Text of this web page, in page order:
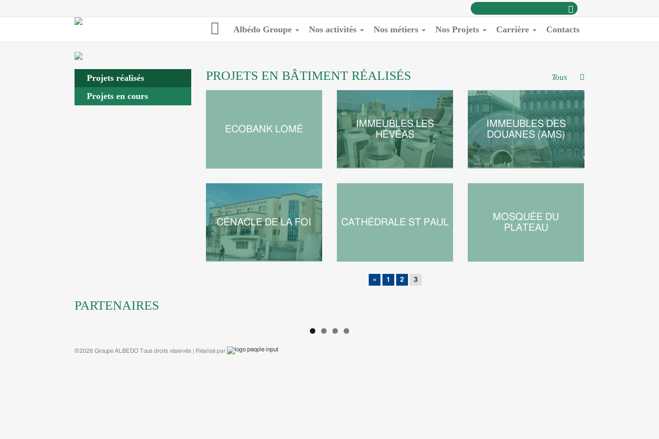
Rechercher:
Albédo Groupe Nos activités Nos métiers Nos Projets Carrière Contacts
Projets réalisés
Projets en cours
PROJETS EN BÂTIMENT RÉALISÉS Tous
ECOBANK LOMÉ
IMMEUBLES LES
HÉVÉAS
IMMEUBLES DES
DOUANES (AMS)
CÉNACLE DE LA FOI CATHÉDRALE ST PAUL
MOSQUÉE DU
PLATEAU
« 1 2 3
PARTENAIRES
©2026 Groupe ALBEDO Tous droits réservés | Réalisé par